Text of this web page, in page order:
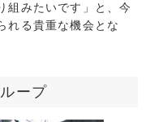
組みたいです」と、今
れる貴重な機会とな
ープ